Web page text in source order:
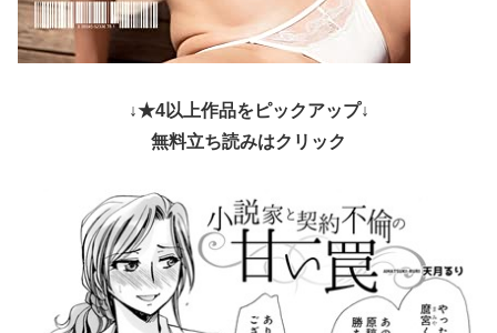
↓★4以上作品をピックアップ↓
無料立ち読みはクリック